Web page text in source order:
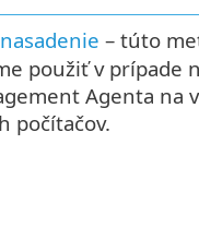
– túto
použiť v prípade
Agenta na
počítačov.